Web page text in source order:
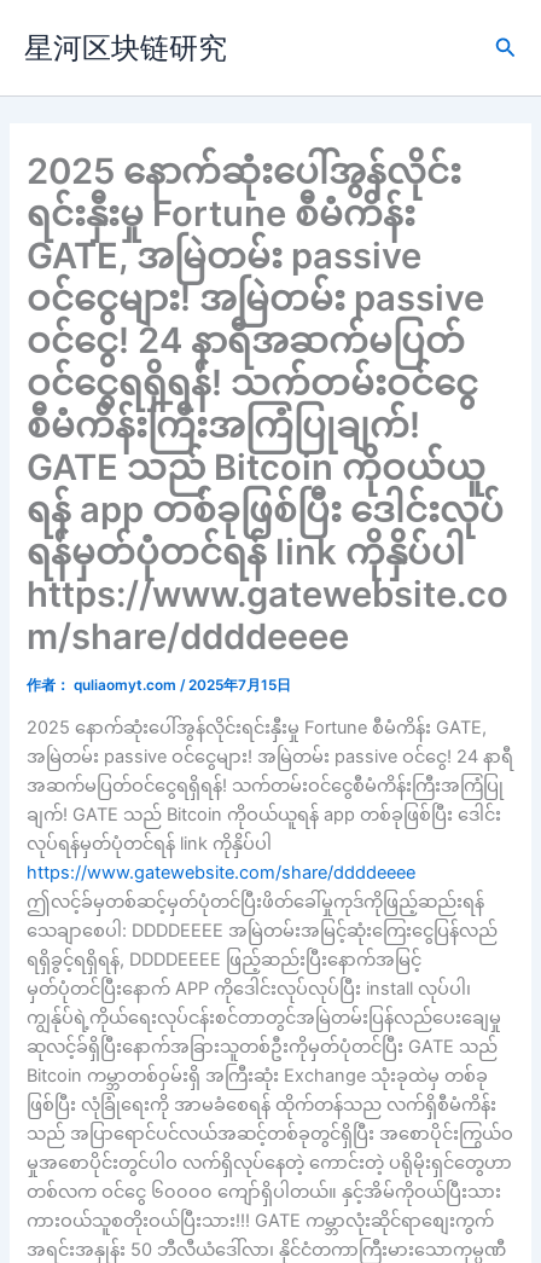
容
星河区块链研究
搜
2025 နောက်ဆုံးပေါ်အွန်လိုင်း
ရင်းနှီးမှု Fortune စီမံကိန်း
GATE, အမြဲတမ်း passive
ဝင်ငွေများ! အမြဲတမ်း passive
ဝင်ငွေ! 24 နာရီအဆက်မပြတ်
ဝင်ငွေရရှိရန်! သက်တမ်းဝင်ငွေ
စီမံကိန်းကြီးအကြံပြုချက်!
GATE သည် Bitcoin ကိုဝယ်ယူ
ရန် app တစ်ခုဖြစ်ပြီး ဒေါင်းလုပ်
ရန်မှတ်ပုံတင်ရန် link ကိုနှိပ်ပါ
https://www.gatewebsite.co
m/share/ddddeeee
作者： quliaomyt.com /2025年7月15日
2025 နောက်ဆုံးပေါ်အွန်လိုင်းရင်းနှီးမှု Fortune စီမံကိန်း GATE,
အမြဲတမ်း passive ဝင်ငွေများ! အမြဲတမ်း passive ဝင်ငွေ! 24 နာရီ
အဆက်မပြတ်ဝင်ငွေရရှိရန်! သက်တမ်းဝင်ငွေစီမံကိန်းကြီးအကြံပြု
ချက်! GATE သည် Bitcoin ကိုဝယ်ယူရန် app တစ်ခုဖြစ်ပြီး ဒေါင်း
လုပ်ရန်မှတ်ပုံတင်ရန် link ကိုနှိပ်ပါ
https://www.gatewebsite.com/share/ddddeeee
ဤလင့်ခ်မှတစ်ဆင့်မှတ်ပုံတင်ပြီးဖိတ်ခေါ်မှုကုဒ်ကိုဖြည့်ဆည်းရန်
သေချာစေပါ: DDDDEEEE အမြဲတမ်းအမြင့်ဆုံးကြေးငွေပြန်လည်
ရရှိခွင့်ရရှိရန်, DDDDEEEE ဖြည့်ဆည်းပြီးနောက်အမြင့်
မှတ်ပုံတင်ပြီးနောက် APP ကိုဒေါင်းလုပ်လုပ်ပြီး install လုပ်ပါ၊
ကျွန်ုပ်ရဲ့ကိုယ်ရေးလုပ်ငန်းစင်တာတွင်အမြဲတမ်းပြန်လည်ပေးချေမှု
ဆုလင့်ခ်ရှိပြီးနောက်အခြားသူတစ်ဦးကိုမှတ်ပုံတင်ပြီး GATE သည်
Bitcoin ကမ္ဘာတစ်ဝှမ်းရှိ အကြီးဆုံး Exchange သုံးခုထဲမှ တစ်ခု
ဖြစ်ပြီး လုံခြုံရေးကို အာမခံစေရန် ထိုက်တန်သည လက်ရှိစီမံကိန်း
သည် အပြာရောင်ပင်လယ်အဆင့်တစ်ခုတွင်ရှိပြီး အစောပိုင်းကြွယ်ဝ
မှုအစောပိုင်းတွင်ပါဝ လက်ရှိလုပ်နေတဲ့ ကောင်းတဲ့ ပရိုမိုးရှင်တွေဟာ
တစ်လက ဝင်ငွေ ၆၀၀၀၀ ကျော်ရှိပါတယ်။ နှင့်အိမ်ကိုဝယ်ပြီးသား
ကားဝယ်သူစတိုးဝယ်ပြီးသား!!! GATE ကမ္ဘာလုံးဆိုင်ရာစျေးကွက်
အရင်းအနှုန်း 50 ဘီလီယံဒေါ်လာ၊ နိုင်ငံတကာကြီးမားသောကုမ္ပဏီ